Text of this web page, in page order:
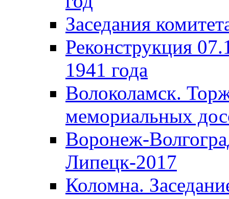
Заседания
Реконструкция
1941 года
Волоколамск.
мемориальных
Воронеж-
Липецк-2017
Коломна.